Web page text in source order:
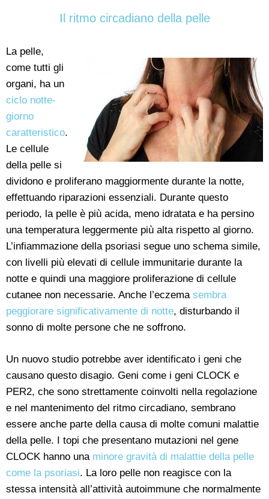
Il ritmo circadiano della pelle
La pelle,
come tutti gli
organi, ha un
ciclo notte-
giorno
caratteristico.
Le cellule
della pelle si
dividono e proliferano maggiormente durante la notte,
effettuando riparazioni essenziali. Durante questo
periodo, la pelle è più acida, meno idratata e ha persino
una temperatura leggermente più alta rispetto al giorno.
L’infiammazione della psoriasi segue uno schema simile,
con livelli più elevati di cellule immunitarie durante la
notte e quindi una maggiore proliferazione di cellule
cutanee non necessarie. Anche l’eczema sembra
peggiorare significativamente di notte, disturbando il
sonno di molte persone che ne soffrono.
Un nuovo studio potrebbe aver identificato i geni che
causano questo disagio. Geni come i geni CLOCK e
PER2, che sono strettamente coinvolti nella regolazione
e nel mantenimento del ritmo circadiano, sembrano
essere anche parte della causa di molte comuni malattie
della pelle. I topi che presentano mutazioni nel gene
CLOCK hanno una minore gravità di malattie della pelle
come la psoriasi. La loro pelle non reagisce con la
stessa intensità all’attività autoimmune che normalmente